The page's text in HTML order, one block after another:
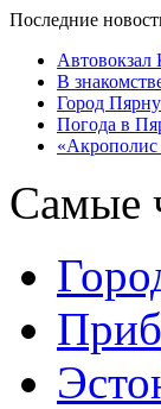
Последние
Автовокзал
В
Город
Погода в
«Акрополис
Самые